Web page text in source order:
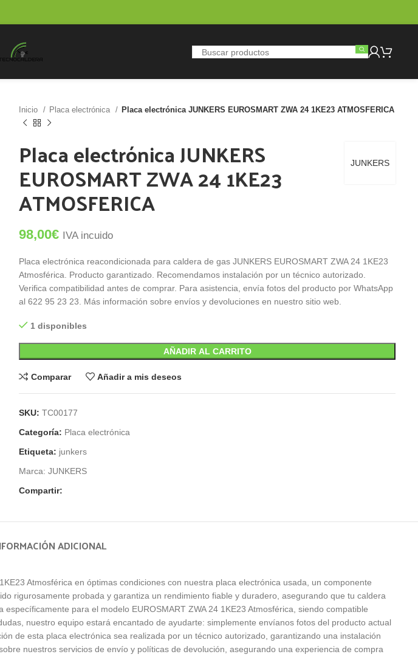
Inicio Placa electrónica Placa electrónica JUNKERS EUROSMART ZWA 24 1KE23 ATMOSFERICA
JUNKERS
Placa electrónica JUNKERS
EUROSMART ZWA 24 1KE23
ATMOSFERICA
98,00€ IVA incuido
Placa electrónica reacondicionada para caldera de gas JUNKERS EUROSMART ZWA 24 1KE23
Atmosférica. Producto garantizado. Recomendamos instalación por un técnico autorizado.
Verifica compatibilidad antes de comprar. Para asistencia, envía fotos del producto por WhatsApp
al 622 95 23 23. Más información sobre envíos y devoluciones en nuestro sitio web.
1 disponibles
AÑADIR AL CARRITO
Comparar Añadir a mis deseos
SKU: TC00177
Categoría: Placa electrónica
Etiqueta: junkers
Marca: JUNKERS
Compartir:
ADICIONAL
Atmosférica en óptimas condiciones con nuestra placa electrónica usada, un componente
rigurosamente probada y garantiza un rendimiento fiable y duradero, asegurando que tu caldera
para el modelo EUROSMART ZWA 24 1KE23 Atmosférica, siendo compatible
nuestro equipo estará encantado de ayudarte: simplemente envíanos fotos del producto actual
de esta placa electrónica sea realizada por un técnico autorizado, garantizando una instalación
nuestros servicios de envío y políticas de devolución, asegurando una experiencia de compra